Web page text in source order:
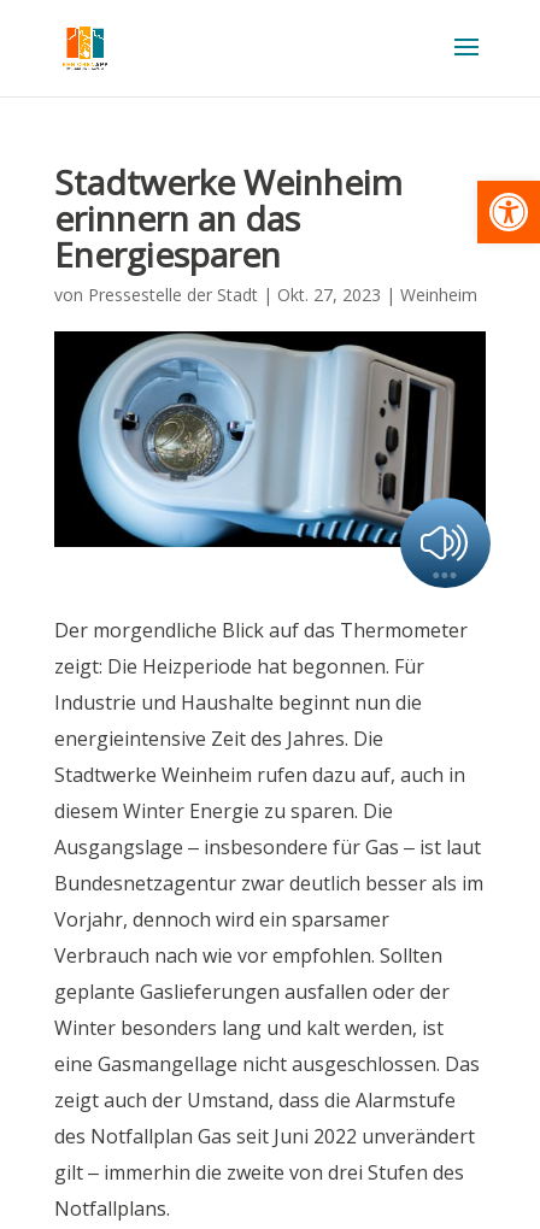
Stadtwerke Weinheim
erinnern an das
Energiesparen
von Pressestelle der Stadt| Okt. 27, 2023 | Weinheim
Der morgendliche Blick auf das Thermometer
zeigt: Die Heizperiode hat begonnen. Für
Industrie und Haushalte beginnt nun die
energieintensive Zeit des Jahres. Die
Stadtwerke Weinheim rufen dazu auf, auch in
diesem Winter Energie zu sparen. Die
Ausgangslage – insbesondere für Gas – ist laut
Bundesnetzagentur zwar deutlich besser als im
Vorjahr, dennoch wird ein sparsamer
Verbrauch nach wie vor empfohlen. Sollten
geplante Gaslieferungen ausfallen oder der
Winter besonders lang und kalt werden, ist
eine Gasmangellage nicht ausgeschlossen. Das
zeigt auch der Umstand, dass die Alarmstufe
des Notfallplan Gas seit Juni 2022 unverändert
gilt – immerhin die zweite von drei Stufen des
Notfallplans.